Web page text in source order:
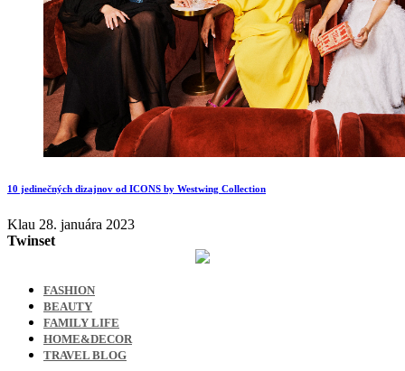
10 jedinečných dizajnov od ICONS by Westwing Collection
Klau 28. januára 2023
Twinset
FASHION
BEAUTY
FAMILY LIFE
HOME&DECOR
TRAVEL BLOG